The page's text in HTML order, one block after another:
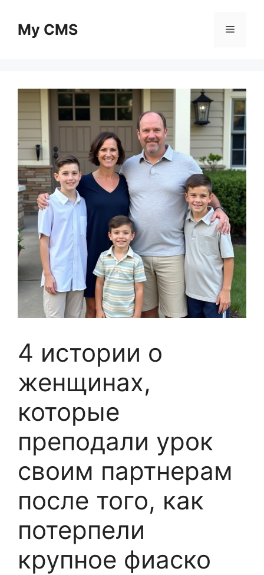
contentMy CMS Menu
4 истории о
женщинах,
которые
преподали урок
своим партнерам
после того, как
потерпели
крупное фиаско